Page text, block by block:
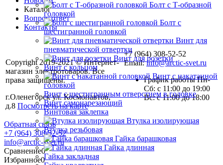
Болт с Т-образной
головкой
Болт с
шестигранной головкой
Винт для
пневматической отвертки
Винт для розетки
Винт с кольцом
Винт с накатанной
головкой
Винт с шестигранным отверстием в головке
Винт самонарезающий
Винтовая заклепка
Втулка изолирующая
Втулка резьбовая
Гайка барашковая
Гайка длинная
Гайка закладная
Каталог
Вопрос ответ
Контакты
Copyright 2019-2021 © Интернет-
магазин электротоваров. Все
права защищены.
г.Оленегорск ул. Космонавтов,
д.8 Посмотреть на карте
+7 (964) 308-52-52
Email:info@arctic-svet.ru
График работы Пн-
Сб: с 11:00 до 19:00
Вс: с 11:00 до 18:00
Обратная связь
+7 (964) 308-52-52
info@arctic-svet.ru
Сравнение0
Избранное0